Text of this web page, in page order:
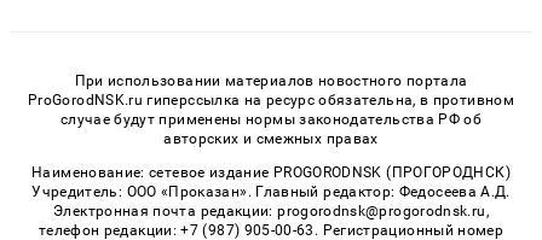
При использовании материалов новостного портала
ProGorodNSK.ru гиперссылка на ресурс обязательна, в противном
случае будут применены нормы законодательства РФ об
авторских и смежных правах
Наименование: сетевое издание PROGORODNSK (ПРОГОРОДНСК)
Учредитель: ООО «Проказан». Главный редактор: Федосеева А.Д.
Электронная почта редакции: progorodnsk@progorodnsk.ru,
телефон редакции: +7 (987) 905-00-63. Регистрационный номер